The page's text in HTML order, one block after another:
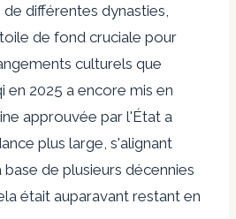
différentes dynasties,
de fond cruciale pour
culturels que
en 2025 a encore mis en
approuvée par l'État a
plus large, s'alignant
de plusieurs décennies
était auparavant restant en